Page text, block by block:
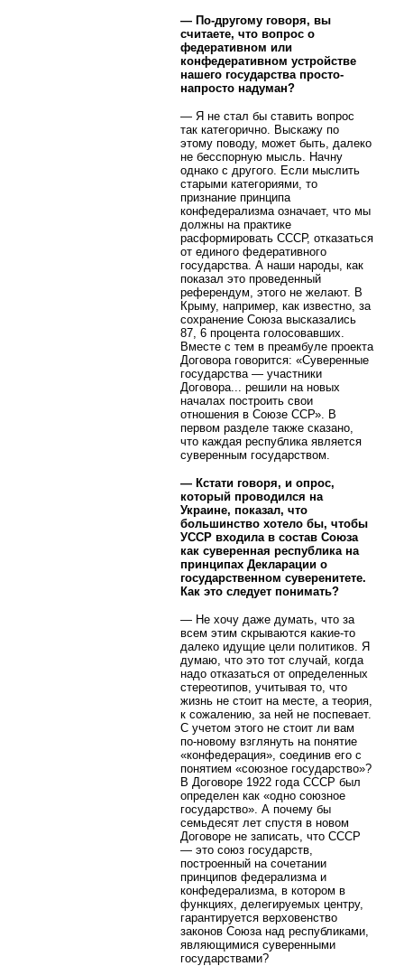
— По-другому говоря, вы
считаете, что вопрос о
федеративном или
конфедеративном устройстве
нашего государства просто-
напросто надуман?
— Я не стал бы ставить вопрос
так категорично. Выскажу по
этому поводу, может быть, далеко
не бесспорную мысль. Начну
однако с другого. Если мыслить
старыми категориями, то
признание принципа
конфедерализма означает, что мы
должны на практике
расформировать СССР, отказаться
от единого федеративного
государства. А наши народы, как
показал это проведенный
референдум, этого не желают. В
Крыму, например, как известно, за
сохранение Союза высказались
87, 6 процента голосовавших.
Вместе с тем в преамбуле проекта
Договора говорится: «Суверенные
государства — участники
Договора... решили на новых
началах построить свои
отношения в Союзе ССР». В
первом разделе также сказано,
что каждая республика является
суверенным государством.
— Кстати говоря, и опрос,
который проводился на
Украине, показал, что
большинство хотело бы, чтобы
УССР входила в состав Союза
как суверенная республика на
принципах Декларации о
государственном суверенитете.
Как это следует понимать?
— Не хочу даже думать, что за
всем этим скрываются какие-то
далеко идущие цели политиков. Я
думаю, что это тот случай, когда
надо отказаться от определенных
стереотипов, учитывая то, что
жизнь не стоит на месте, а теория,
к сожалению, за ней не поспевает.
С учетом этого не стоит ли вам
по-новому взглянуть на понятие
«конфедерация», соединив его с
понятием «союзное государство»?
В Договоре 1922 года СССР был
определен как «одно союзное
государство». А почему бы
семьдесят лет спустя в новом
Договоре не записать, что СССР
— это союз государств,
построенный на сочетании
принципов федерализма и
конфедерализма, в котором в
функциях, делегируемых центру,
гарантируется верховенство
законов Союза над республиками,
являющимися суверенными
государствами?